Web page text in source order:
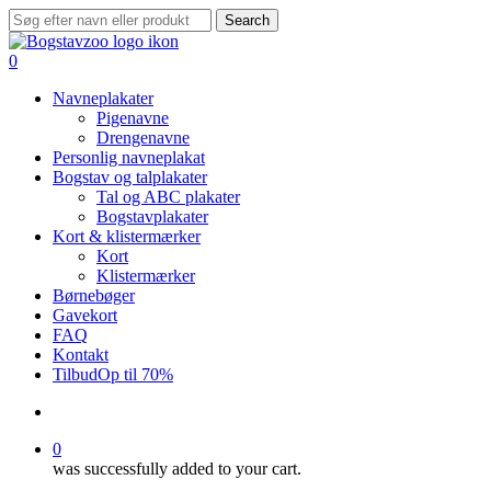
Skip
to
main
Search
Close
Search
search
0
Navneplakater
Pigenavne
Drengenavne
Personlig navneplakat
Bogstav og talplakater
Tal og ABC plakater
Bogstavplakater
Kort & klistermærker
Kort
Klistermærker
Børnebøger
Gavekort
FAQ
Kontakt
TilbudOp til 70%
0
was successfully added to your cart.